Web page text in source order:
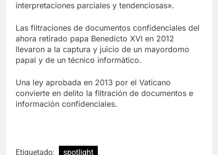
interpretaciones parciales y tendenciosas».
Las filtraciones de documentos confidenciales del
ahora retirado papa Benedicto XVI en 2012
llevaron a la captura y juicio de un mayordomo
papal y de un técnico informático.
Una ley aprobada en 2013 por el Vaticano
convierte en delito la filtración de documentos e
información confidenciales.
Etiquetado: spotlight